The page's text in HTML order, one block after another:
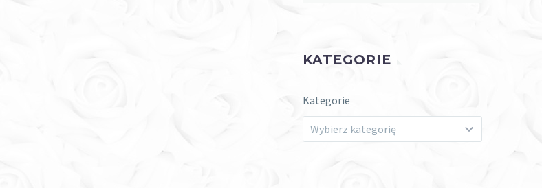
KATEGORIE
Kategorie
Wybierz kategorię